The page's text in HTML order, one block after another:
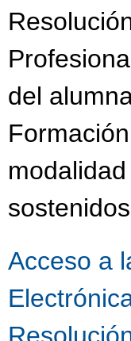
del
Acceso a